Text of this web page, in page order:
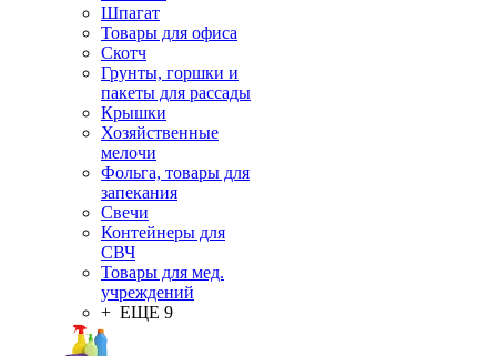
Шпагат
Товары для офиса
Скотч
Грунты, горшки и
пакеты для рассады
Крышки
Хозяйственные
мелочи
Фольга, товары для
запекания
Свечи
Контейнеры для
СВЧ
Товары для мед.
учреждений
+ ЕЩЕ 9